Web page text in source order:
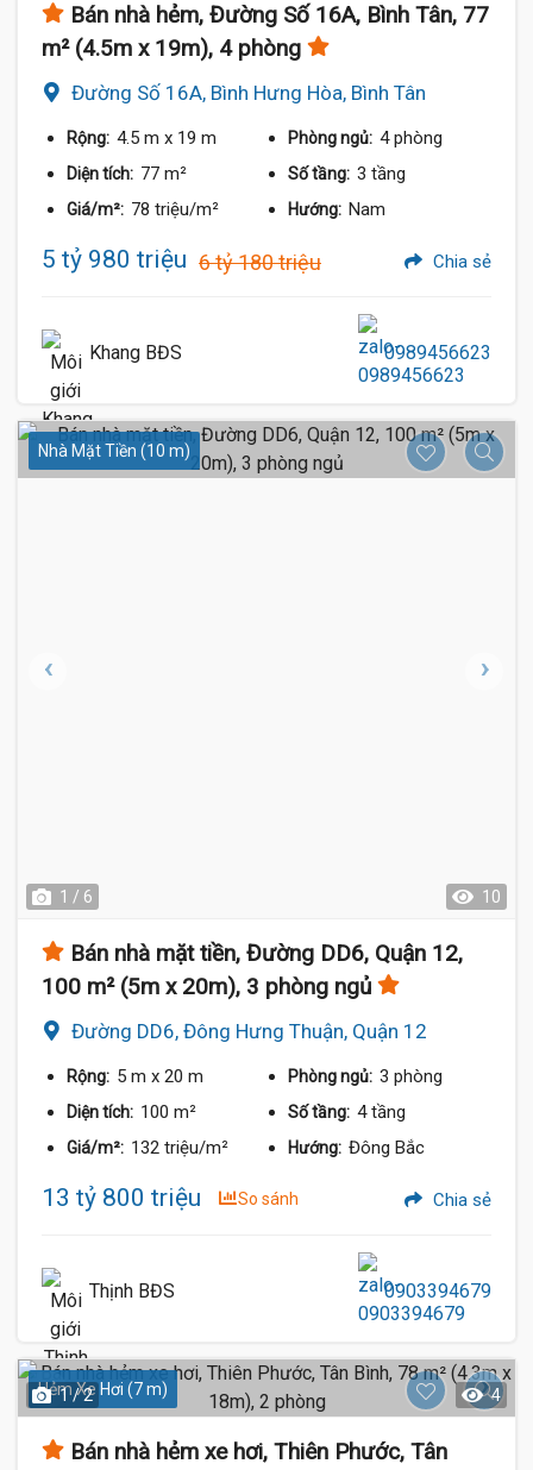
Bán nhà hẻm, Đường Số 16A, Bình Tân, 77
m² (4.5m x 19m), 4 phòng
Đường Số 16A, Bình Hưng Hòa, Bình Tân
Rộng: 4.5 m x 19 m Phòng ngủ: 4 phòng
Diện tích: 77 m² Số tầng: 3 tầng
Giá/m²: 78 triệu/m² Hướng: Nam
5 tỷ 980 triệu 6 tỷ 180 triệu Chia sẻ
Khang BĐS 0989456623
Nhà Mặt Tiền (10 m)
1 / 6 10
Bán nhà mặt tiền, Đường DD6, Quận 12,
100 m² (5m x 20m), 3 phòng ngủ
Đường DD6, Đông Hưng Thuận, Quận 12
Rộng: 5 m x 20 m Phòng ngủ: 3 phòng
Diện tích: 100 m² Số tầng: 4 tầng
Giá/m²: 132 triệu/m² Hướng: Đông Bắc
13 tỷ 800 triệu So sánh Chia sẻ
Thịnh BĐS 0903394679
Hẻm Xe Hơi (7 m)
1 / 2 4
Bán nhà hẻm xe hơi, Thiên Phước, Tân